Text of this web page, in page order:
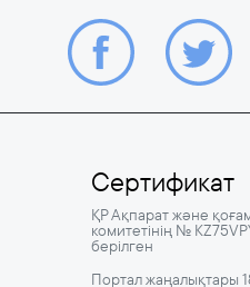
Сертификат
ҚР Ақпарат және
комитетінің №
берілген
Портал жаңалықтары